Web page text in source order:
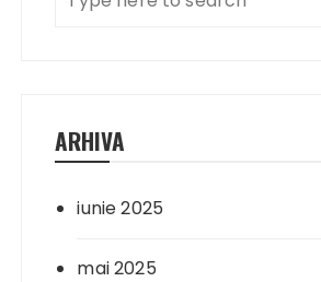
ARHIVA
iunie 2025
mai 2025